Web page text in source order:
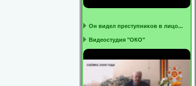
Он видел преступников в лицо...
Видеостудия "ОКО"